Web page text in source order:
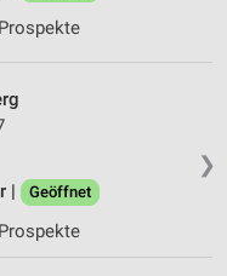
❯
|
Geöffnet